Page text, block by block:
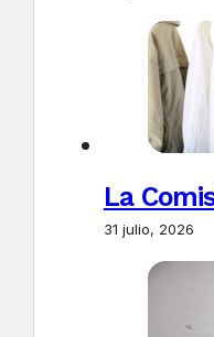
La
31 julio, 2026